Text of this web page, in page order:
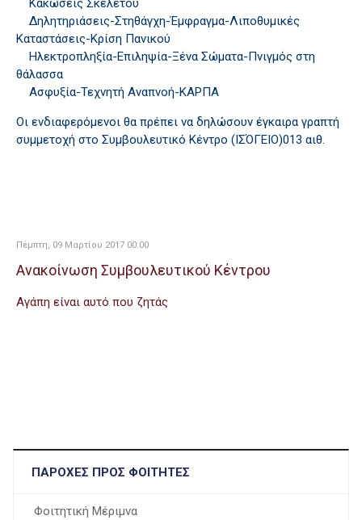
Κακώσεις Σκελετού
Δηλητηριάσεις-Στηθάγχη-Έμφραγμα-Λιποθυμικές
Καταστάσεις-Κρίση Πανικού
Ηλεκτροπληξία-Επιληψία-Ξένα Σώματα-Πνιγμός στη
θάλασσα
Ασφυξία-Τεχνητή Αναπνοή-ΚΑΡΠΑ
Οι ενδιαφερόμενοι θα πρέπει να δηλώσουν έγκαιρα γραπτή
συμμετοχή στο Συμβουλευτικό Κέντρο (ΙΣΌΓΕΙΟ)013 αιθ.
Πέμπτη, 09 Μαρτίου 2017 00:00
Ανακοίνωση Συμβουλευτικού Κέντρου
Aγάπη είναι αυτό που ζητάς
ΠΑΡΟΧΈΣ ΠΡΟΣ ΦΟΙΤΗΤΈΣ
Φοιτητική Μέριμνα